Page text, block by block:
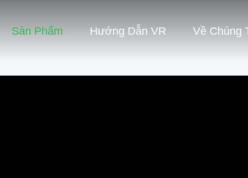
Sản Phẩm Hướng Dẫn VR Về Chúng